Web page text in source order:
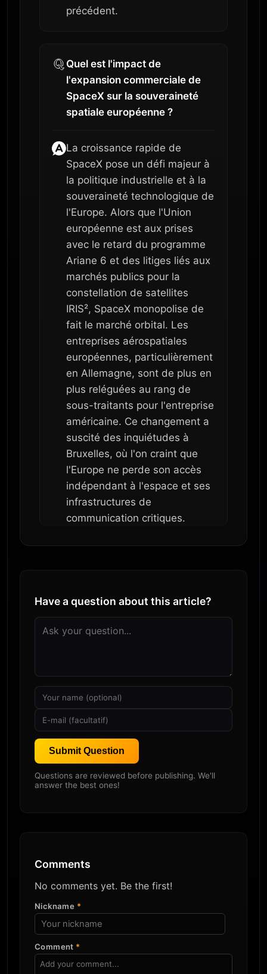
précédent.
Quel est l'impact de
l'expansion commerciale de
SpaceX sur la souveraineté
spatiale européenne ?
La croissance rapide de
SpaceX pose un défi majeur à
la politique industrielle et à la
souveraineté technologique de
l'Europe. Alors que l'Union
européenne est aux prises
avec le retard du programme
Ariane 6 et des litiges liés aux
marchés publics pour la
constellation de satellites
IRIS², SpaceX monopolise de
fait le marché orbital. Les
entreprises aérospatiales
européennes, particulièrement
en Allemagne, sont de plus en
plus reléguées au rang de
sous-traitants pour l'entreprise
américaine. Ce changement a
suscité des inquiétudes à
Bruxelles, où l'on craint que
l'Europe ne perde son accès
indépendant à l'espace et ses
infrastructures de
communication critiques.
Have a question about this article?
Submit Question
Questions are reviewed before publishing. We'll
answer the best ones!
Comments
No comments yet. Be the first!
Nickname *
Comment *